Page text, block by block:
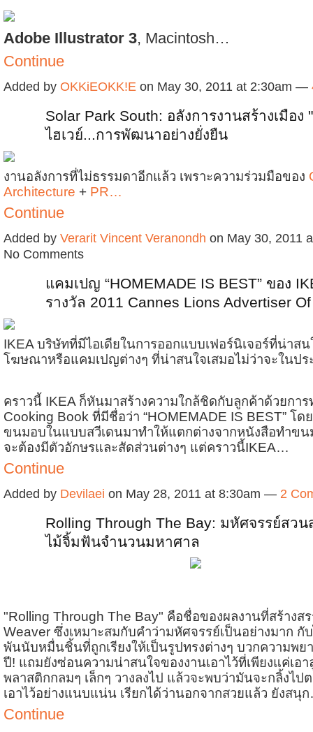
Adobe Illustrator 3, Macintosh…
Continue
Added by OKKiEOKK!E on May 30, 2011 at 2:30am —
Solar Park South: อลังการงานสร้างเมือง
ไฮเวย์...การพัฒนาอย่างยั่งยืน
งานอลังการที่ไม่ธรรมดาอีกแล้ว เพราะความร่วมมือของ
Architecture + PR…
Continue
Added by Verarit Vincent Veranondh on May 30, 2011
No Comments
แคมเปญ “HOMEMADE IS BEST” ของ
รางวัล 2011 Cannes Lions Advertiser
IKEA บริษัทที่มีไอเดียในการออกแบบเฟอร์นิเจอร์ที่น่าส
โฆษณาหรือแคมเปญต่างๆ ที่น่าสนใจเสมอไม่ว่าจะในปร
คราวนี้ IKEA ก็หันมาสร้างความใกล้ชิดกับลูกค้าด้วยกา
Cooking Book ที่มีชื่อว่า “HOMEMADE IS BEST” โด
ขนมอบในแบบสวีเดนมาทำให้แตกต่างจากหนังสือทำข
จะต้องมีตัวอักษรและสัดส่วนต่างๆ แต่คราวนี้IKEA…
Continue
Added by Devilaei on May 28, 2011 at 8:30am — 2
Rolling Through The Bay: มหัศจรรย์สว
ไม้จิ้มฟันจำนวนมหาศาล
"Rolling Through The Bay" คือชื่อของผลงานที่สร้างส
Weaver ซึ่งเหมาะสมกับคำว่ามหัศจรรย์เป็นอย่างมาก
พันนับหมื่นชิ้นที่ถูกเรียงให้เป็นรูปทรงต่างๆ บวกความพย
ปี! แถมยังซ่อนความน่าสนใจของงานเอาไว้ที่เพียงแค่เอ
พลาสติกกลมๆ เล็กๆ วางลงไป แล้วจะพบว่ามันจะกลิ้งไป
เอาไว้อย่างแนบแน่น เรียกได้ว่านอกจากสวยแล้ว ยังสนุ
Continue